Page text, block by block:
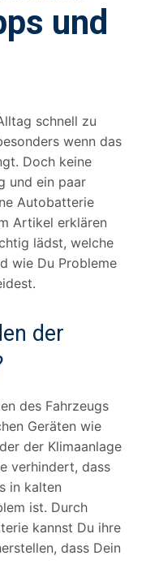
und
schnell zu
wenn das
Doch keine
und ein paar
Autobatterie
Artikel erklären
lädst, welche
wie Du Probleme
der
des Fahrzeugs
Geräten wie
der Klimaanlage
verhindert, dass
in kalten
ist. Durch
kannst Du ihre
dass Dein